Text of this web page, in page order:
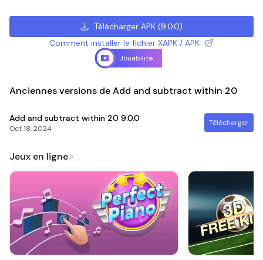
Télécharger APK (9.0.0)
Comment installer le fichier XAPK / APK
Jouabilité
Anciennes versions de Add and subtract within 20
Add and subtract within 20 9.0.0
Oct 18, 2024
Télécharger
Jeux en ligne